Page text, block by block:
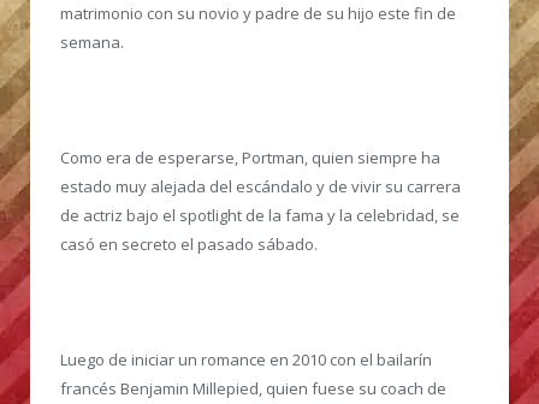
matrimonio con su novio y padre de su hijo este fin de
semana.
Como era de esperarse, Portman, quien siempre ha
estado muy alejada del escándalo y de vivir su carrera
de actriz bajo el spotlight de la fama y la celebridad, se
casó en secreto el pasado sábado.
Luego de iniciar un romance en 2010 con el bailarín
francés Benjamin Millepied, quien fuese su coach de